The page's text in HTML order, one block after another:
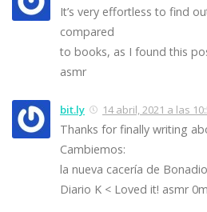
It’s very effortless to find
compared
to books, as I found this
asmr
bit.ly 14 abril, 2021 a las
Thanks for finally writing
Cambiemos:
la nueva cacería de
Diario K < Loved it! asmr